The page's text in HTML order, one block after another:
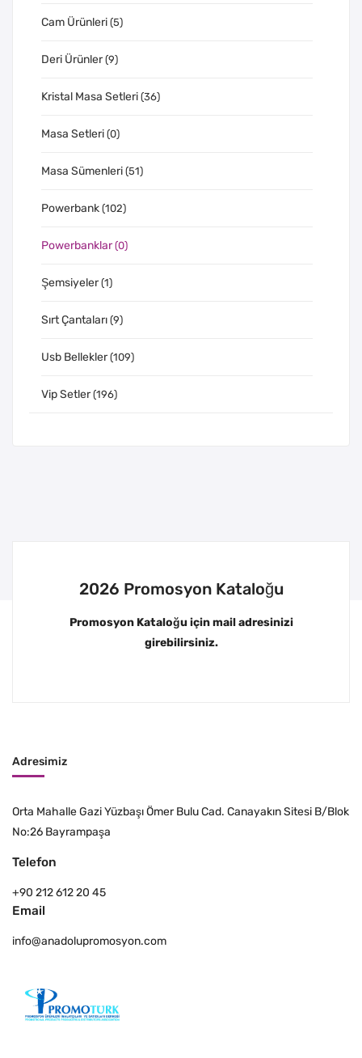
Cam Ürünleri (5)
Deri Ürünler (9)
Kristal Masa Setleri (36)
Masa Setleri (0)
Masa Sümenleri (51)
Powerbank (102)
Powerbanklar (0)
Şemsiyeler (1)
Sırt Çantaları (9)
Usb Bellekler (109)
Vip Setler (196)
2026 Promosyon Kataloğu
Promosyon Kataloğu için mail adresinizi
girebilirsiniz.
Adresimiz
Orta Mahalle Gazi Yüzbaşı Ömer Bulu Cad. Canayakın Sitesi B/Blok
No:26 Bayrampaşa
Telefon
+90 212 612 20 45
Email
info@anadolupromosyon.com